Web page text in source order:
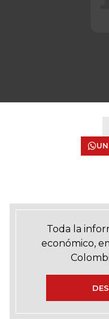
Toda la
económico,